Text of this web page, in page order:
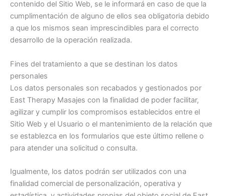
contenido del Sitio Web, se le informará en caso de que la
cumplimentación de alguno de ellos sea obligatoria debido
a que los mismos sean imprescindibles para el correcto
desarrollo de la operación realizada.
Fines del tratamiento a que se destinan los datos
personales
Los datos personales son recabados y gestionados por
East Therapy Masajes con la finalidad de poder facilitar,
agilizar y cumplir los compromisos establecidos entre el
Sitio Web y el Usuario o el mantenimiento de la relación que
se establezca en los formularios que este último rellene o
para atender una solicitud o consulta.
Igualmente, los datos podrán ser utilizados con una
finalidad comercial de personalización, operativa y